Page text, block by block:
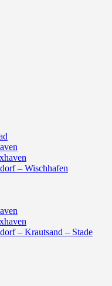
– Wischhafen
– Krautsand – Stade